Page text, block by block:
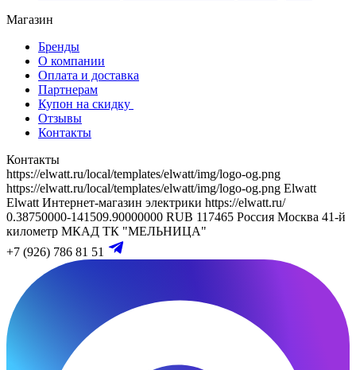
Магазин
Бренды
О компании
Оплата и доставка
Партнерам
Купон на скидку
Отзывы
Контакты
Контакты
https://elwatt.ru/local/templates/elwatt/img/logo-og.png
https://elwatt.ru/local/templates/elwatt/img/logo-og.png Elwatt
Elwatt Интернет-магазин электрики https://elwatt.ru/
0.38750000-141509.90000000 RUB 117465 Россия Москва 41-й
километр МКАД ТК "МЕЛЬНИЦА"
+7 (926) 786 81 51